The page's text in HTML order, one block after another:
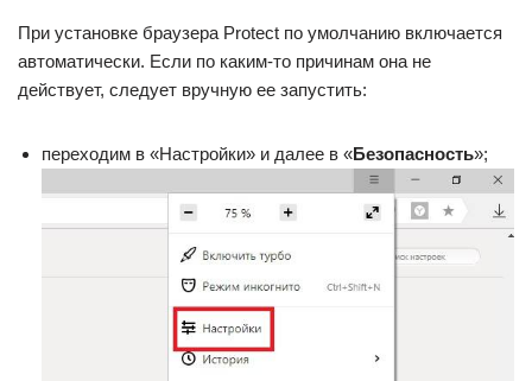
При установке браузера Protect по умолчанию включается
автоматически. Если по каким-то причинам она не
действует, следует вручную ее запустить:
переходим в «Настройки» и далее в «Безопасность»;